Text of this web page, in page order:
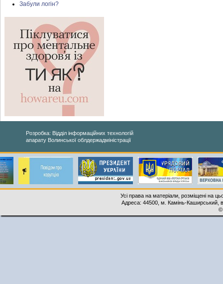
Забули логін?
Розробка: Відділ інформаційних технологій
апарату Волинської облдержадміністрації
Усі права на матеріали, розміщені на
Адреса: 44500, м. Камінь-Каширський,
©